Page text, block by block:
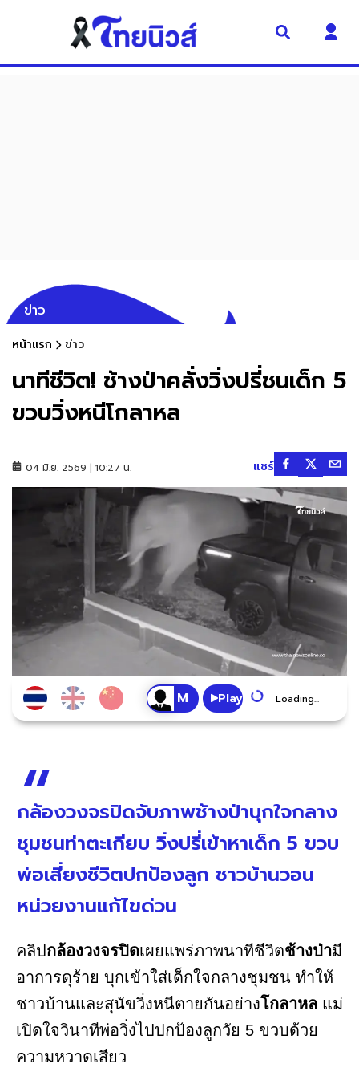
ข่าว
หน้าแรก ข่าว
นาทีชีวิต! ช้างป่าคลั่งวิ่งปรี่ชนเด็ก 5
ขวบวิ่งหนีโกลาหล
04 มิ.ย. 2569 | 10:27 น. แชร์
Play Loading...
กล้องวงจรปิดจับภาพช้างป่าบุกใจกลาง
ชุมชนท่าตะเกียบ วิ่งปรี่เข้าหาเด็ก 5 ขวบ
พ่อเสี่ยงชีวิตปกป้องลูก ชาวบ้านวอน
หน่วยงานแก้ไขด่วน
คลิปกล้องวงจรปิดเผยแพร่ภาพนาทีชีวิตช้างป่ามี
อาการดุร้าย บุกเข้าใส่เด็กใจกลางชุมชน ทำให้
ชาวบ้านและสุนัขวิ่งหนีตายกันอย่างโกลาหล แม่
เปิดใจวินาทีพ่อวิ่งไปปกป้องลูกวัย 5 ขวบด้วย
ความหวาดเสียว